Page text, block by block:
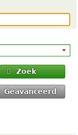
Zoek
Geavanceerd